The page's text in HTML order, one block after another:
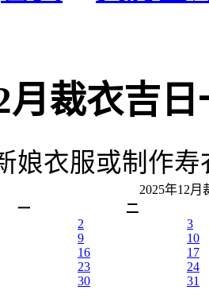
月裁衣吉
娘衣服或制作寿
2025年12
一
二
2
3
9
10
16
17
23
24
30 31